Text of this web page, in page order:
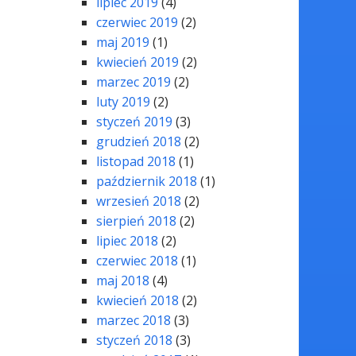
czerwiec 2019 (2)
maj 2019 (1)
kwiecień 2019 (2)
marzec 2019 (2)
luty 2019 (2)
styczeń 2019 (3)
grudzień 2018 (2)
listopad 2018 (1)
październik 2018 (1)
wrzesień 2018 (2)
sierpień 2018 (2)
lipiec 2018 (2)
czerwiec 2018 (1)
maj 2018 (4)
kwiecień 2018 (2)
marzec 2018 (3)
styczeń 2018 (3)